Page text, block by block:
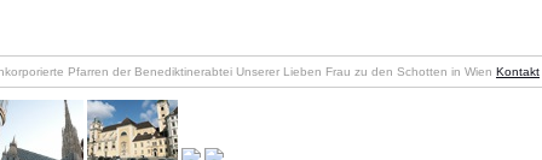
Pfarren der Benediktinerabtei Unserer Lieben Frau zu den Schotten in Wien Kontakt